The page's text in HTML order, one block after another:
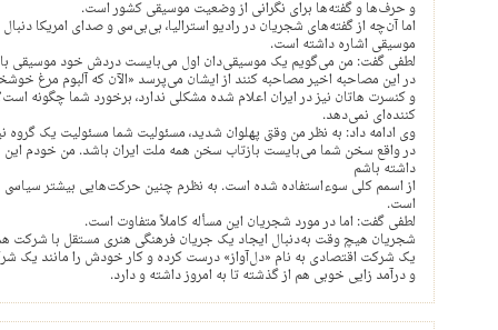
و حرف‌ها و گفته‌ها برای نگرانی از وضعیت موسیقی کشور است.
اما آن‌چه از گفته‌های شجریان در رادیو استرالیا، بی‌بی‌سی و صدای امریکا
موسیقی اشاره داشته است.
لطفی گفت: من می‌گویم یک موسیقی‌دان اول می‌بایست دردش خود موسیقی
در این مصاحبه اخیر مصاحبه کنند از ایشان می‌پرسد «الآن که آلبوم مرغ
و کنسرت هاتان نیز در ایران اعلام شده مشکلی ندارد، برخورد شما چگونه
کننده‌ای نمی‌دهد.
وی ادامه داد: به نظر من وقتی پهلوان شدید، مسئولیت شما مسئولیت یک گروه
در واقع سخن شما می‌بایست بازتاب سخن همه ملت ایران باشد. من خودم این
داشته باشم
از اسمم کلی سوءاستفاده شده است. به نظرم چنین حرکت‌هایی بیشتر
است.
لطفی گفت: اما در مورد شجریان این مسأله کاملاً متفاوت است.
شجریان هیچ وقت به‌دنبال ایجاد یک جریان فرهنگی هنری مستقل با شرکت
یک شرکت اقتصادی به نام «دل‌آواز» درست کرده و کار خودش را مانند یک
و درآمد زایی خوبی هم از گذشته تا به امروز داشته و دارد.